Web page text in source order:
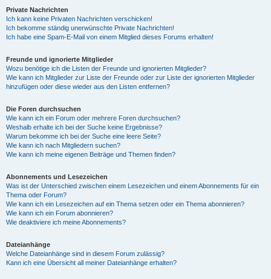
Private Nachrichten
Ich kann keine Privaten Nachrichten verschicken!
Ich bekomme ständig unerwünschte Private Nachrichten!
Ich habe eine Spam-E-Mail von einem Mitglied dieses Forums erhalten!
Freunde und ignorierte Mitglieder
Wozu benötige ich die Listen der Freunde und ignorierten Mitglieder?
Wie kann ich Mitglieder zur Liste der Freunde oder zur Liste der ignorierten Mitglieder
hinzufügen oder diese wieder aus den Listen entfernen?
Die Foren durchsuchen
Wie kann ich ein Forum oder mehrere Foren durchsuchen?
Weshalb erhalte ich bei der Suche keine Ergebnisse?
Warum bekomme ich bei der Suche eine leere Seite?
Wie kann ich nach Mitgliedern suchen?
Wie kann ich meine eigenen Beiträge und Themen finden?
Abonnements und Lesezeichen
Was ist der Unterschied zwischen einem Lesezeichen und einem Abonnements für ein
Thema oder Forum?
Wie kann ich ein Lesezeichen auf ein Thema setzen oder ein Thema abonnieren?
Wie kann ich ein Forum abonnieren?
Wie deaktiviere ich meine Abonnements?
Dateianhänge
Welche Dateianhänge sind in diesem Forum zulässig?
Kann ich eine Übersicht all meiner Dateianhänge erhalten?